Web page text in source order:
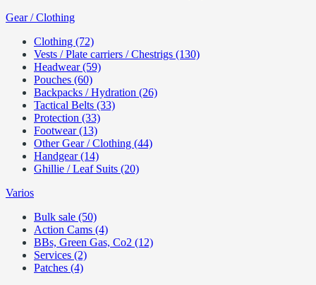
Gear / Clothing
Clothing (72)
Vests / Plate carriers / Chestrigs (130)
Headwear (59)
Pouches (60)
Backpacks / Hydration (26)
Tactical Belts (33)
Protection (33)
Footwear (13)
Other Gear / Clothing (44)
Handgear (14)
Ghillie / Leaf Suits (20)
Varios
Bulk sale (50)
Action Cams (4)
BBs, Green Gas, Co2 (12)
Services (2)
Patches (4)